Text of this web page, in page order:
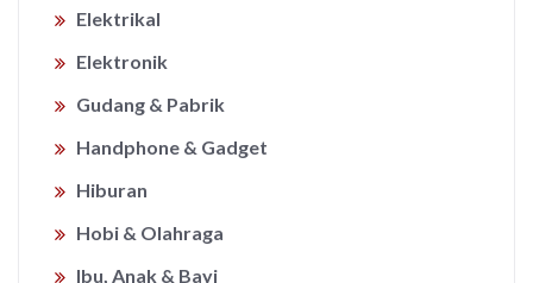
Elektrikal
Elektronik
Gudang & Pabrik
Handphone & Gadget
Hiburan
Hobi & Olahraga
Ibu, Anak & Bayi